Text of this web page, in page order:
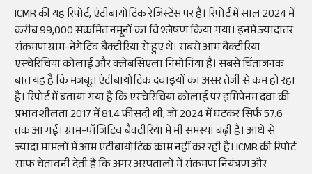
ICMR की यह रिपोर्ट, एंटीबायोटिक रेजिस्टेंस पर है। रिपोर्ट में साल 2024 में
करीब 99,000 संक्रमित नमूनों का विश्लेषण किया गया। इनमें ज्यादातर
संक्रमण ग्राम-नेगेटिव बैक्टीरिया से हुए थे। सबसे आम बैक्टीरिया
एस्चेरिचिया कोलाई और क्लेबसिएला निमोनिया हैं। सबसे चिंताजनक
बात यह है कि मजबूत एंटीबायोटिक दवाइयों का असर तेजी से कम हो रहा
है। रिपोर्ट में बताया गया है कि एस्चेरिचिया कोलाई पर इमिपेनम दवा की
प्रभावशीलता 2017 में 81.4 फीसदी थी, जो 2024 में घटकर सिर्फ 57.6
तक आ गई। ग्राम-पॉजिटिव बैक्टीरिया में भी समस्या बढ़ी है। आधे से
ज्यादा मामलों में आम एंटीबायोटिक काम नहीं कर रही है। ICMR की रिपोर्ट
साफ चेतावनी देती है कि अगर अस्पतालों में संक्रमण नियंत्रण और